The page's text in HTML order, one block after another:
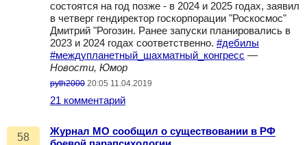
состоятся на год позже - в 2024 и 2025 годах, заявил
в четверг гендиректор госкорпорации "Роскосмос"
Дмитрий "Рогозин. Ранее запуски планировались в
2023 и 2024 годах соответственно. #дебилы
#междупланетный_шахматный_конгресс —
Новости, Юмор
pyth2000 20:05 11.04.2019
21 комментарий
58
Журнал МО сообщил о существовании в РФ